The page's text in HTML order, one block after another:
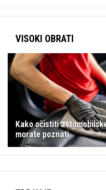
VISOKI OBRATI
Kako očistiti
morate poznati